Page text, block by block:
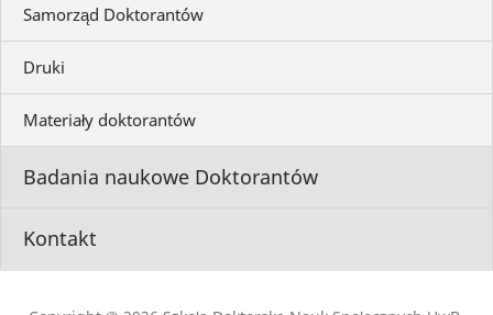
Samorząd Doktorantów
Druki
Materiały doktorantów
Badania naukowe Doktorantów
Kontakt